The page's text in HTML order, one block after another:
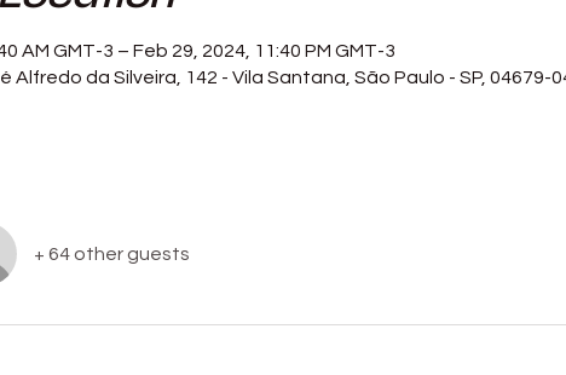
AM GMT-3 – Feb 29, 2024, 11:40 PM GMT-3
Alfredo da Silveira, 142 - Vila Santana, São Paulo - SP, 04679-
+ 64 other guests